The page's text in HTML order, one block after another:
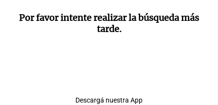
Por favor intente realizar la búsqueda más
tarde.
Descargá nuestra App